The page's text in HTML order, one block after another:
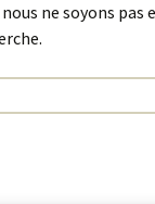
ne soyons pas